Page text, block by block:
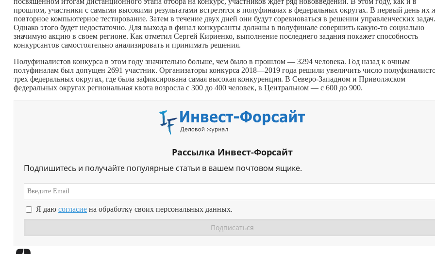
прошлом, участники с самыми высокими результатами встретятся в полуфиналах в федеральных округах. В первый день их
повторное компьютерное тестирование. Затем в течение двух дней они будут соревноваться в решении управленческих задач.
Однако этого будет недостаточно. Для выхода в финал конкурсанты должны в полуфинале совершить какую-то социально
значимую акцию в своем регионе. Как отметил Сергей Кириенко, выполнение последнего задания покажет способность
конкурсантов самостоятельно анализировать и принимать решения.
Полуфиналистов конкурса в этом году значительно больше, чем было в прошлом — 3294 человека. Год назад к очным
полуфиналам был допущен 2691 участник. Организаторы конкурса 2018—2019 года решили увеличить число
трех федеральных округах, где была зафиксирована самая высокая конкуренция. В Северо-Западном и Приволжском
федеральных округах региональная квота возросла с 300 до 400 человек, в Центральном — с 600 до 900.
Рассылка Инвест-Форсайт
Подпишитесь и получайте популярные статьи в вашем почтовом ящике.
Я даю согласие на обработку своих персональных данных.